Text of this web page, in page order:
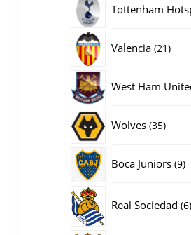
Tottenham
Valencia 2121
West Ham
Wolves 3535
Boca Juniors 99
Real Sociedad 66